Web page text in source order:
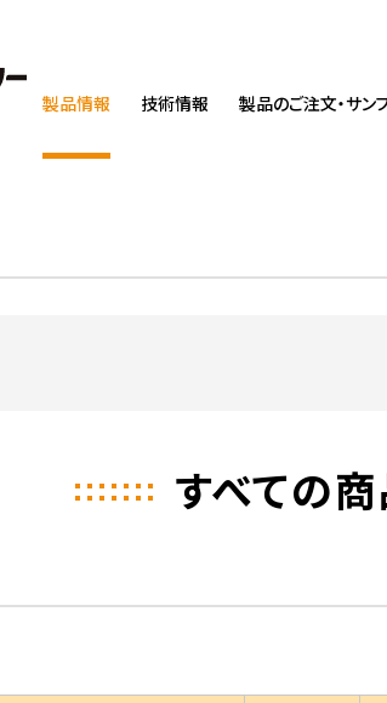
製品情報 技術情報 製品のご注文・サン
すべての